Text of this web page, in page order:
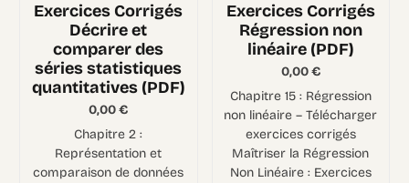
Exercices Corrigés
Décrire et
comparer des
séries statistiques
quantitatives (PDF)
0,00€
Chapitre 2 :
Représentation et
comparaison de données
Exercices Corrigés
Régression non
linéaire (PDF)
0,00€
Chapitre 15 : Régression
non linéaire – Télécharger
exercices corrigés
Maîtriser la Régression
Non Linéaire : Exercices